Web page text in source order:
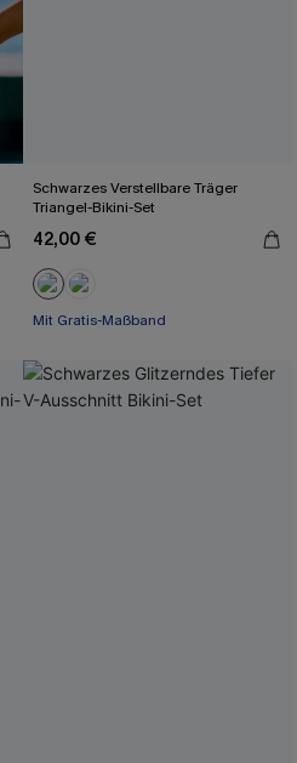
Schwarzes Verstellbare Träger
Triangel-Bikini-Set
42,00 €
Mit Gratis-Maßband
Paisley/Boho